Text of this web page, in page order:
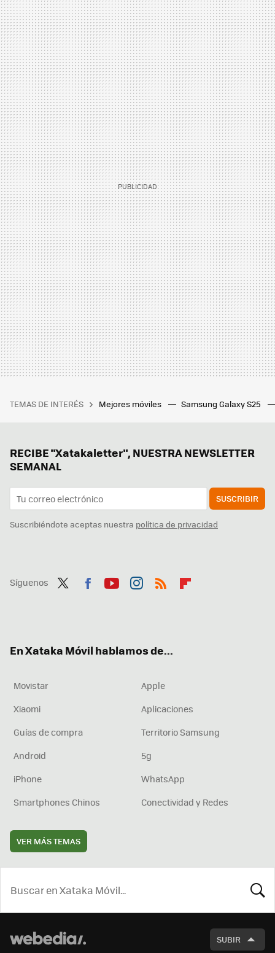
TEMAS DE INTERÉS Mejores móviles Samsung Galaxy S25
RECIBE "Xatakaletter", NUESTRA NEWSLETTER
SEMANAL
SUSCRIBIR
Suscribiéndote aceptas nuestra política de privacidad
Síguenos
En Xataka Móvil hablamos de...
Movistar
Apple
Xiaomi
Aplicaciones
Guías de compra
Territorio Samsung
Android
5g
iPhone
WhatsApp
Smartphones Chinos
Conectividad y Redes
VER MÁS TEMAS
SUBIR